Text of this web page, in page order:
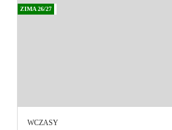
ZIMA 26/27
WCZASY